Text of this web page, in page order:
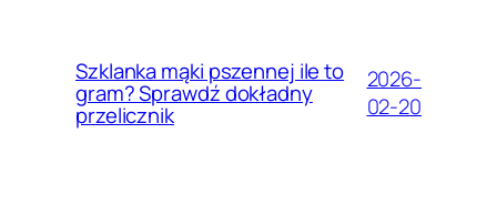
Szklanka mąki pszennej ile to
gram? Sprawdź dokładny
przelicznik
2026-
02-20